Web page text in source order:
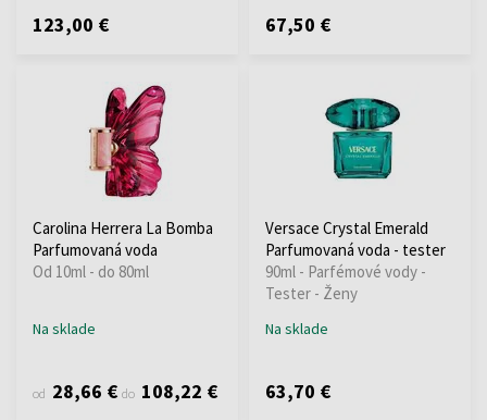
123,00 € 67,50 €
Carolina Herrera La Bomba
Parfumovaná voda
Od 10ml - do 80ml
Na sklade
od 28,66 € do 108,22 €
Versace Crystal Emerald
Parfumovaná voda - tester
90ml - Parfémové vody -
Tester - Ženy
Na sklade
63,70 €